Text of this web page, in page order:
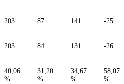
203 87 141 -25
203 84 131 -26
40,06
%
31,20
%
34,67
%
58,07
%